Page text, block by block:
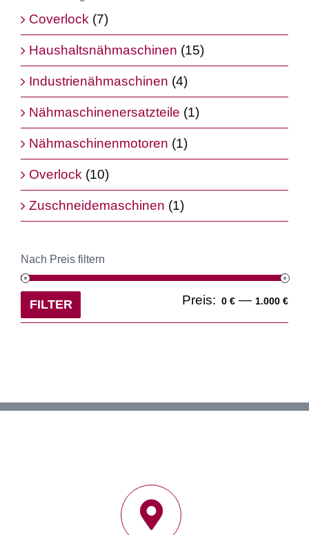
Coverlock (7)
Haushaltsnähmaschinen (15)
Industrienähmaschinen (4)
Nähmaschinenersatzteile (1)
Nähmaschinenmotoren (1)
Overlock (10)
Zuschneidemaschinen (1)
Nach Preis filtern
FILTER Preis: 0 € — 1.000 €